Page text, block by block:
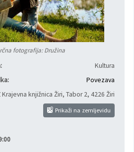
fotografija: Družina
Kultura
Povezava
Krajevna knjižnica Žiri, Tabor 2, 4226 Žiri
Prikaži na zemljevidu